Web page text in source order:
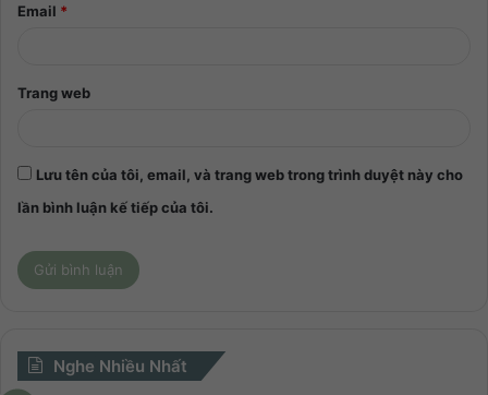
Email *
Trang web
Lưu tên của tôi, email, và trang web trong trình duyệt này cho
lần bình luận kế tiếp của tôi.
Nghe Nhiều Nhất